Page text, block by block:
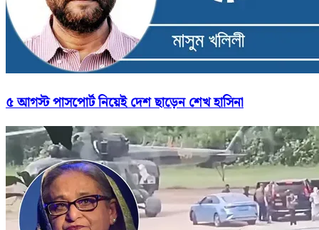
৫ আগস্ট পাসপোর্ট নিয়েই দেশ ছাড়েন শেখ হাসিনা